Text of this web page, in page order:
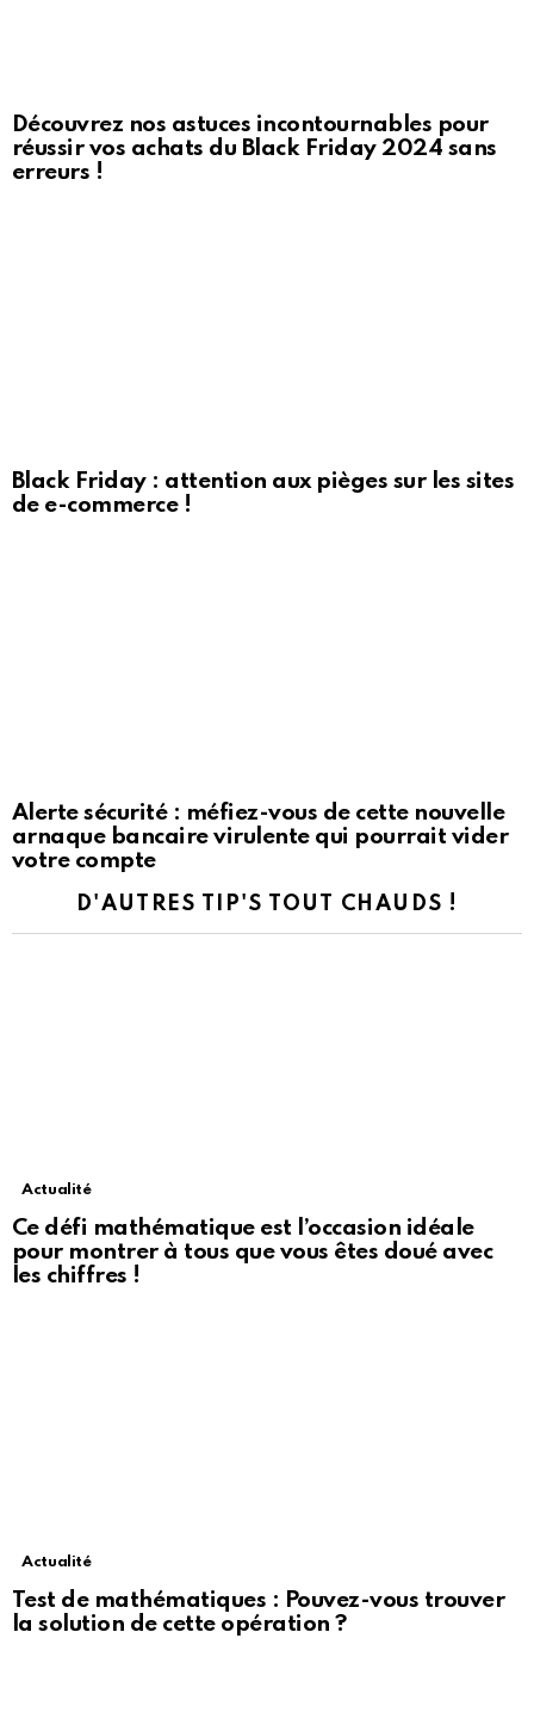
Découvrez nos astuces incontournables pour
réussir vos achats du Black Friday 2024 sans
erreurs !
Black Friday : attention aux pièges sur les sites
de e-commerce !
Alerte sécurité : méfiez-vous de cette nouvelle
arnaque bancaire virulente qui pourrait vider
votre compte
D'AUTRES TIP'S TOUT CHAUDS !
Actualité
Ce défi mathématique est l’occasion idéale
pour montrer à tous que vous êtes doué avec
les chiffres !
Actualité
Test de mathématiques : Pouvez-vous trouver
la solution de cette opération ?